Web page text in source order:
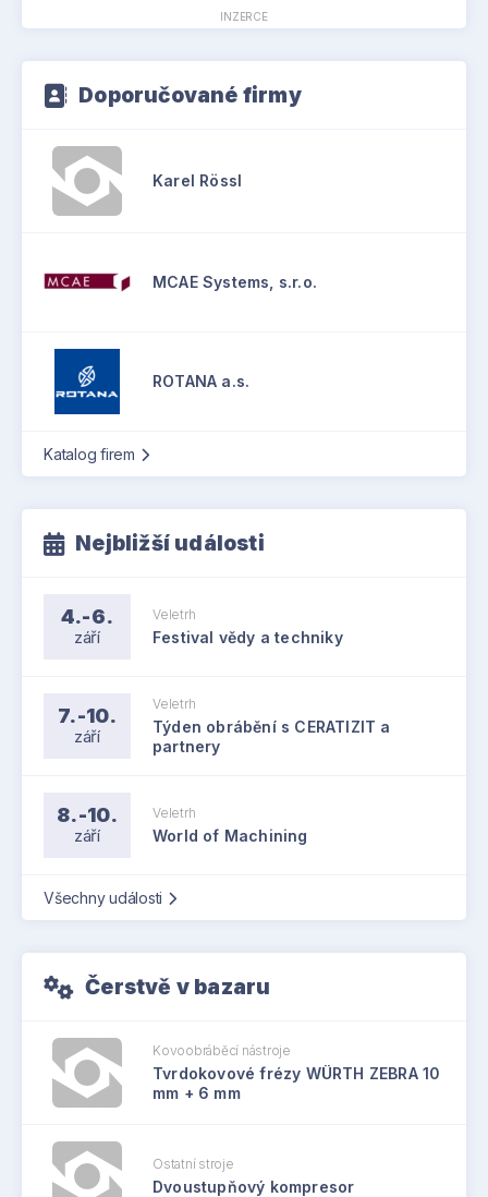
INZERCE
Doporučované firmy
Karel Rössl
MCAE Systems, s.r.o.
ROTANA a.s.
Katalog firem
Nejbližší události
4.-6.
září
Veletrh
Festival vědy a techniky
7.-10.
září
Veletrh
Týden obrábění s CERATIZIT a
partnery
8.-10.
září
Veletrh
World of Machining
Všechny události
Čerstvě v bazaru
Kovoobráběcí nástroje
Tvrdokovové frézy WÜRTH ZEBRA 10
mm + 6 mm
Ostatní stroje
Dvoustupňový kompresor